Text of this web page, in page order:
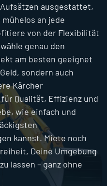
ausgestattet,
an jede
von der Flexibilität
genau den
am besten geeignet
sondern auch
Kärcher
Qualität, Effizienz und
wie einfach und
kannst. Miete noch
Deine Umgebung
lassen – ganz ohne